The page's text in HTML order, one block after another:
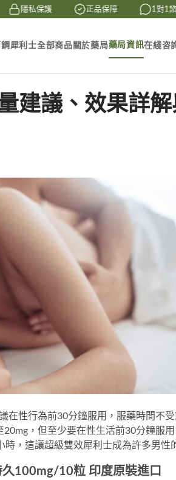
隱私保護 正品保障 1對1諮詢
犀利士全部商品 關於藥局藥局資訊在綫咨
建議、效果詳解
在性行為前30分鐘服用，服藥時間不
，但至少要在性生活前30分鐘服
時，這讓超級雙效犀利士成為許多男性
久100mg/10粒 印度原裝進口